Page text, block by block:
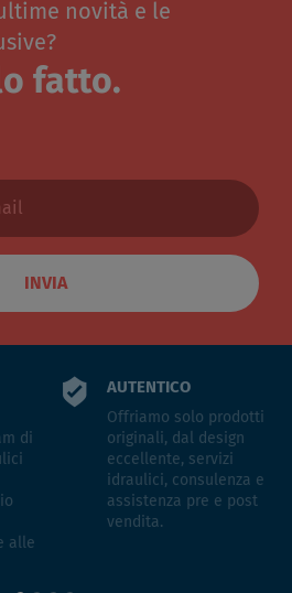
novità e le
fatto.
INVIA
di
alle
AUTENTICO
Offriamo solo prodotti
originali, dal design
eccellente, servizi
idraulici, consulenza e
assistenza pre e post
vendita.